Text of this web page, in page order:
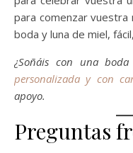
para comenzar vuestra
boda y luna de miel,
¿Soñáis con una
personalizada y con
apoyo.
Preguntas